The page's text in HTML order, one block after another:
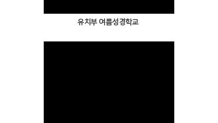
유치부 여름성경학교